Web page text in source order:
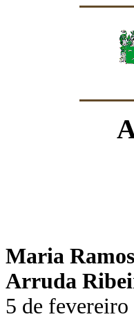
Maria
Arruda
5 de fevereiro